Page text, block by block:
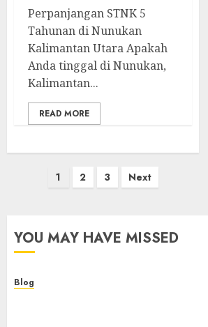
Perpanjangan STNK 5
Tahunan di Nunukan
Kalimantan Utara Apakah
Anda tinggal di Nunukan,
Kalimantan...
READ MORE
Paginasi
1 2 3 Next
YOU MAY HAVE MISSED
Blog